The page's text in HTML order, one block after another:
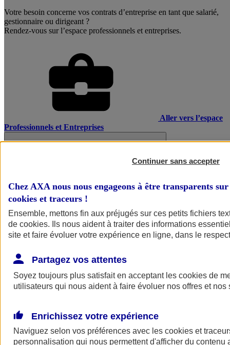
Votre besoin concerne vos contrats d’entreprise en tant que salarié,
gestionnaire ou dirigeant ?
Rendez-vous sur l’espace professionnels et entreprises.
Aller vers l’espace
Professionnels et Entreprises
Continuer sans accepter
Chez AXA nous nous engageons à être transparents
cookies et traceurs !
Ensemble, mettons fin aux préjugés sur ces petits fichiers
de cookies. Ils nous aident à traiter des informations
site et faire évoluer votre expérience en ligne, dans le
Partagez vos attentes
Soyez toujours plus satisfait en acceptant les cookies de
utilisateurs qui nous aident à faire évoluer nos offres et nos
Enrichissez votre expérience
Naviguez selon vos préférences avec les cookies et
personnalisation qui nous permettent d'afficher du contenu